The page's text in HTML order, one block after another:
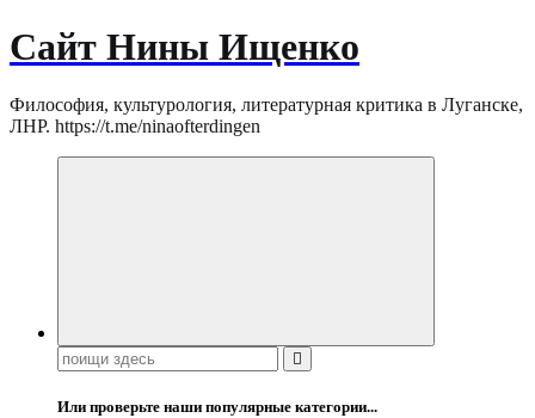
Сайт Нины Ищенко
Философия, культурология, литературная критика в Луганске,
ЛНР. https://t.me/ninaofterdingen
Поиск:
Или проверьте наши популярные категории...